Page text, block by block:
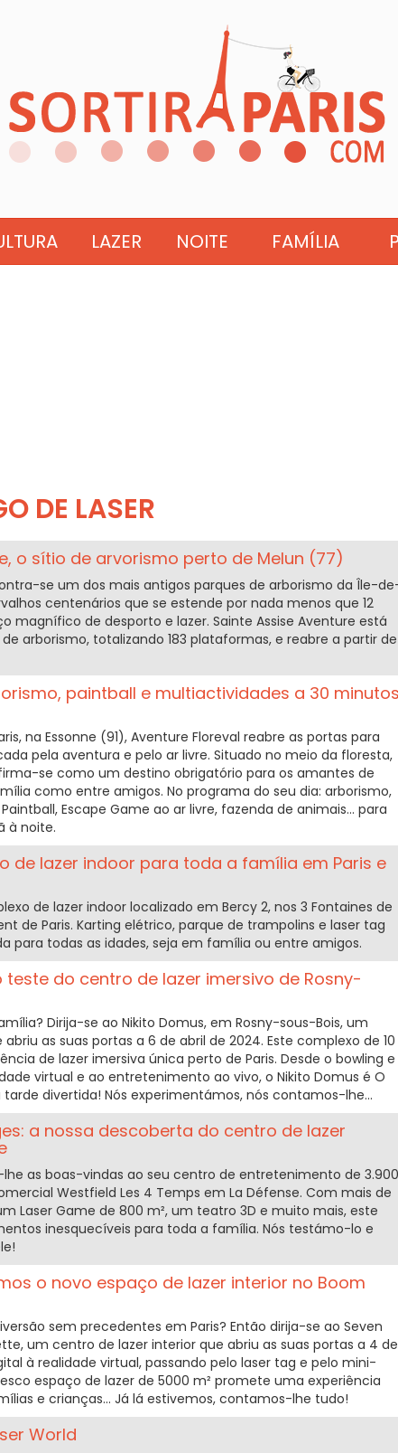
LAZER NOITE FAMÍLIA
DE LASER
o sítio de arvorismo perto de Melun (77)
se um dos mais antigos parques de arborismo da Île-
centenários que se estende por nada menos que 12
magnífico de desporto e lazer. Sainte Assise Aventure está
arborismo, totalizando 183 plataformas, e reabre a partir de
paintball e multiactividades a 30
na Essonne (91), Aventure Floreval reabre as portas para
pela aventura e pelo ar livre. Situado no meio da floresta,
se como um destino obrigatório para os amantes de
como entre amigos. No programa do seu dia: arborismo,
Escape Game ao ar livre, fazenda de animais… para
à noite.
de lazer indoor para toda a família em Paris e
de lazer indoor localizado em Bercy 2, nos 3 Fontaines de
de Paris. Karting elétrico, parque de trampolins e laser tag
para todas as idades, seja em família ou entre amigos.
teste do centro de lazer imersivo de Rosny-
Dirija-se ao Nikito Domus, em Rosny-sous-Bois, um
as suas portas a 6 de abril de 2024. Este complexo de 10
de lazer imersiva única perto de Paris. Desde o bowling e
virtual e ao entretenimento ao vivo, o Nikito Domus é O
divertida! Nós experimentámos, nós contamos-lhe...
a nossa descoberta do centro de lazer
lhe as boas-vindas ao seu centro de entretenimento de 3.900
Westfield Les 4 Temps em La Défense. Com mais de
Laser Game de 800 m², um teatro 3D e muito mais, este
inesquecíveis para toda a família. Nós testámo-lo e
o novo espaço de lazer interior no Boom
sem precedentes em Paris? Então dirija-se ao Seven
um centro de lazer interior que abriu as suas portas a 4 de
à realidade virtual, passando pelo laser tag e pelo mini-
espaço de lazer de 5000 m² promete uma experiência
e crianças... Já lá estivemos, contamos-lhe tudo!
World